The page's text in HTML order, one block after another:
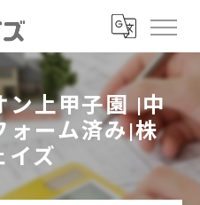
ン上甲子園 |中
ォーム済み|株
イズ